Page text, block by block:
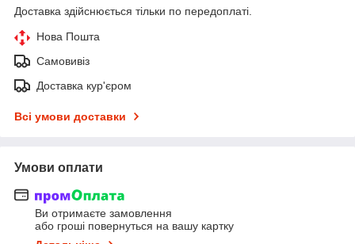
Доставка здійснюється тільки по передоплаті.
Нова Пошта
Самовивіз
Доставка кур'єром
Всі умови доставки
Умови оплати
Ви отримаєте замовлення
або гроші повернуться на вашу картку